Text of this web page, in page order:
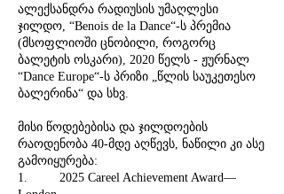
ალექსანდრა რადიუსის უმაღლესი
ჯილდო, “Benois de la Dance“-ს პრემია
(მსოფლიოში ცნობილი, როგორც
ბალეტის ოსკარი), 2020 წელს - ჟურნალ
“Dance Europe“-ს პრიზი „წლის საუკეთესო
ბალერინა“ და სხვ.
მისი წოდებებისა და ჯილდოების
რაოდენობა 40-მდე აღწევს, ნაწილი კი ასე
გამოიყურება:
1. 2025 Careel Achievement Award—